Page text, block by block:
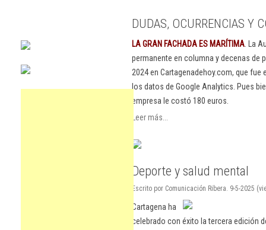
DUDAS, OCURRENCIAS Y
LA GRAN FACHADA ES MARÍTIMA . La
permanente en columna y decenas
2024 en Cartagenadehoy.com, que
los datos de Google Analytics. Pues
empresa le costó 180 euros.
Leer más...
Deporte y salud mental
Escrito por Comunicación Ribera. 9-5-2025
Cartagena ha
celebrado con éxito la tercera edición